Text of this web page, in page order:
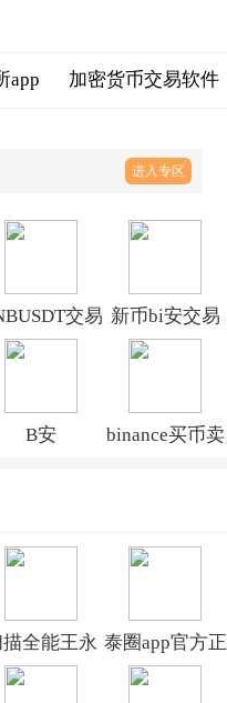
app 加密货币交易软件
进入专区
交易
所最新版
新币bi安交易
软件手机版
B安
新版v3.18.4
binance买币卖
全能王永
久免费版
泰圈app官方正
版下载v1.0.3